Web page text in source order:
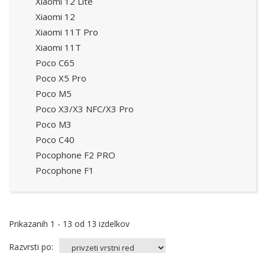
Xiaomi 12
Xiaomi 11T Pro
Xiaomi 11T
Poco C65
Poco X5 Pro
Poco M5
Poco X3/X3 NFC/X3 Pro
Poco M3
Poco C40
Pocophone F2 PRO
Pocophone F1
Prikazanih 1 - 13 od 13 izdelkov
Razvrsti po: